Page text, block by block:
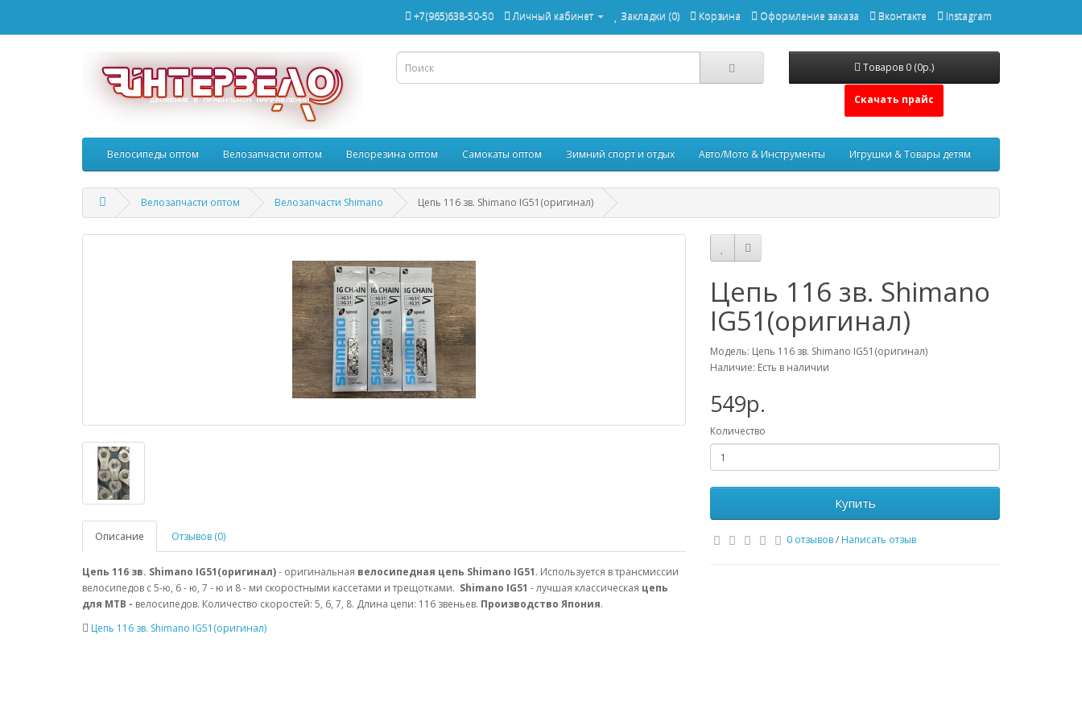
+7(965)638-50-50 Личный кабинет Закладки (0) Корзина Оформление заказа Вконтакте Instagram
Товаров 0 (0р.)
Скачать прайс
Велосипеды оптом Велозапчасти оптом Велорезина оптом Самокаты оптом Зимний спорт и отдых Авто/Мото & Инструменты Игрушки & Товары детям
Велозапчасти оптом Велозапчасти Shimano Цепь 116 зв. Shimano IG51(оригинал)
Описание Отзывов (0)
Цепь 116 зв. Shimano IG51(оригинал)- оригинальная велосипедная цепь Shimano IG51. Используется в трансмиссии
велосипедов с 5-ю, 6 - ю, 7 - ю и 8 - ми скоростными кассетами и трещотками. Shimano IG51 - лучшая классическая цепь
для MTB - велосипедов. Количество скоростей: 5, 6, 7, 8. Длина цепи: 116 звеньев. Производство Япония.
Цепь 116 зв. Shimano
IG51(оригинал)
Модель: Цепь 116 зв. Shimano IG51(оригинал)
Наличие: Есть в наличии
549р.
Количество
Купить
0 отзывов/ Написать отзыв
Цепь 116 зв. Shimano IG51(оригинал)